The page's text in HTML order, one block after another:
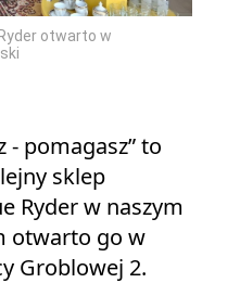
otwarto w
- pomagasz” to
sklep
Ryder w naszym
otwarto go w
Groblowej 2.